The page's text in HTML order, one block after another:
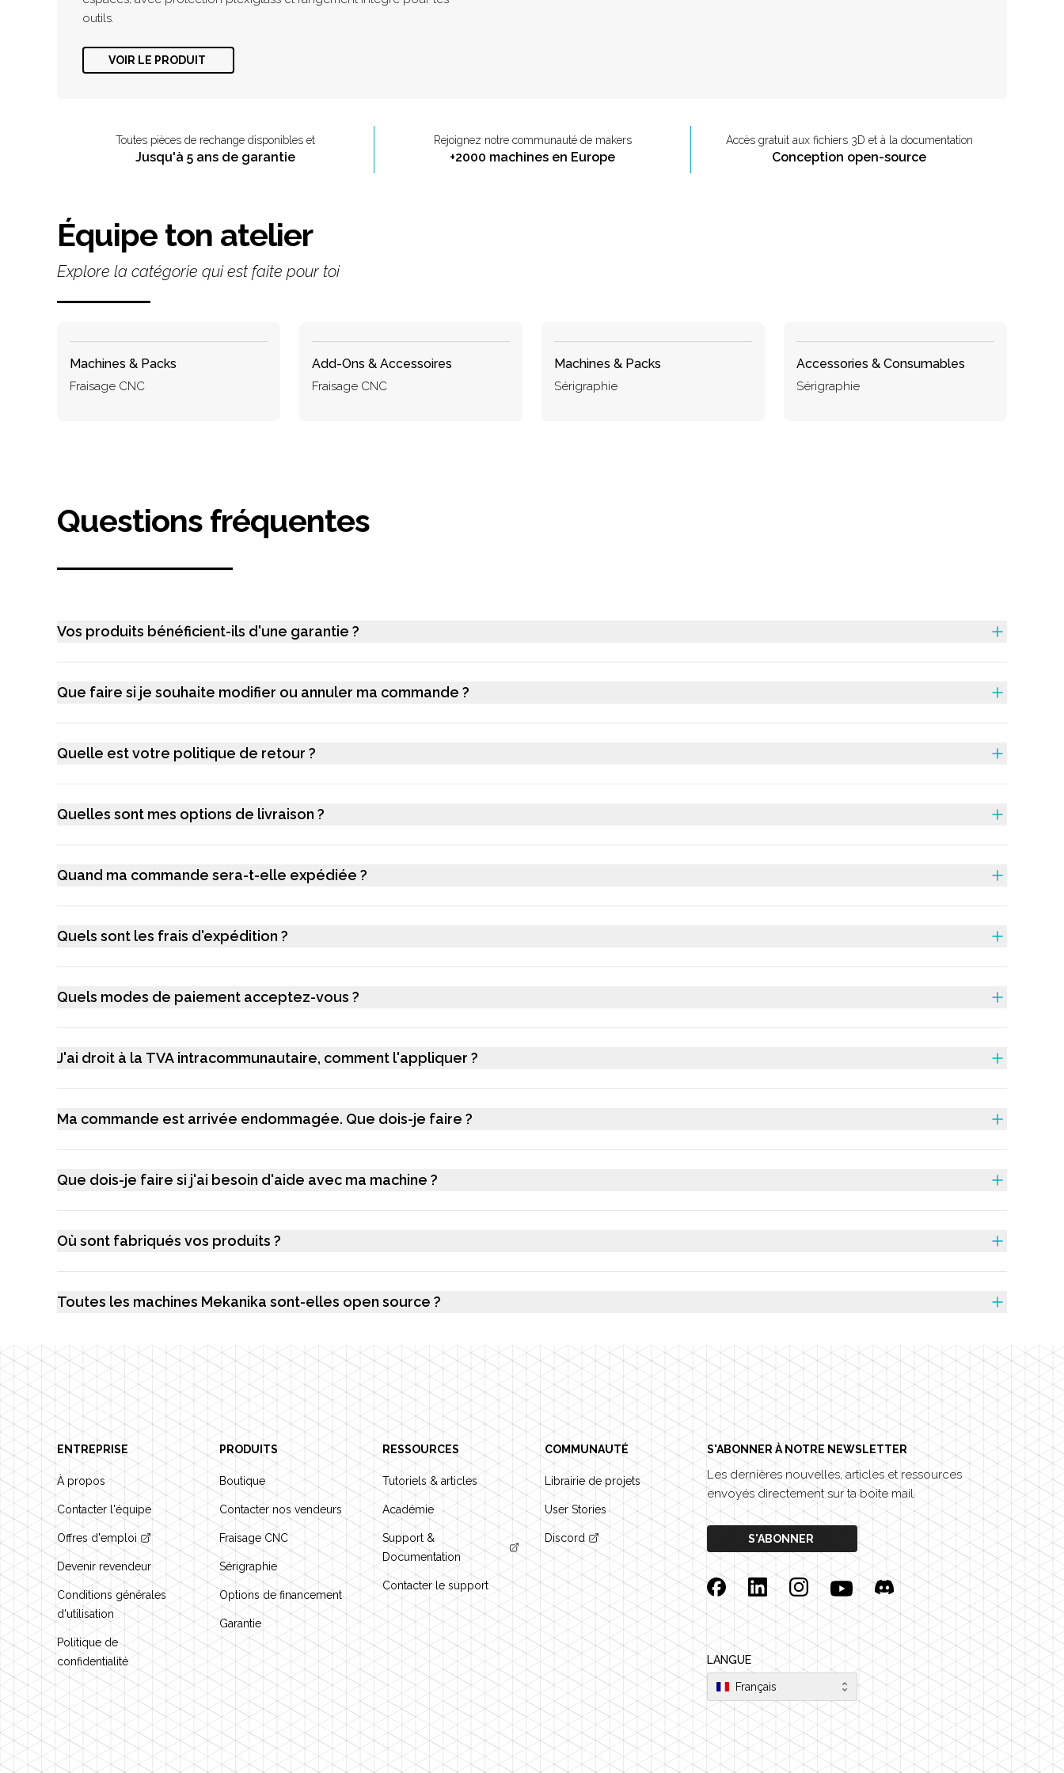
outils.
VOIR LE PRODUIT
Toutes pièces de rechange disponibles et
Jusqu'à 5 ans de garantie
Rejoignez notre communauté de makers
+2000 machines en Europe
Accès gratuit aux fichiers 3D et à la documentation
Conception open-source
Équipe ton atelier
Explore la catégorie qui est faite pour toi
Machines & Packs
Fraisage CNC
Add-Ons & Accessoires
Fraisage CNC
Machines & Packs
Sérigraphie
Accessories & Consumables
Sérigraphie
Questions fréquentes
Vos produits bénéficient-ils d'une garantie ?
Que faire si je souhaite modifier ou annuler ma commande ?
Quelle est votre politique de retour ?
Quelles sont mes options de livraison ?
Quand ma commande sera-t-elle expédiée ?
Quels sont les frais d'expédition ?
Quels modes de paiement acceptez-vous ?
J'ai droit à la TVA intracommunautaire, comment l'appliquer ?
Ma commande est arrivée endommagée. Que dois-je faire ?
Que dois-je faire si j'ai besoin d'aide avec ma machine ?
Où sont fabriqués vos produits ?
Toutes les machines Mekanika sont-elles open source ?
Footer
ENTREPRISE
À propos
Contacter l'équipe
Offres d'emploi
Devenir revendeur
Conditions générales
d'utilisation
Politique de
confidentialité
PRODUITS
Boutique
Contacter nos vendeurs
Fraisage CNC
Sérigraphie
Options de financement
Garantie
RESSOURCES
Tutoriels & articles
Académie
Support &
Documentation
Contacter le support
COMMUNAUTÉ
Librairie de projets
User Stories
Discord
S'ABONNER À NOTRE NEWSLETTER
Les dernières nouvelles, articles et ressources
envoyés directement sur ta boite mail.
S'ABONNER
FacebookLinkedinInstagramYouTubeDiscord
LANGUE
Français